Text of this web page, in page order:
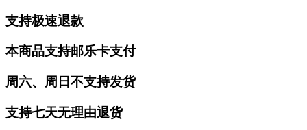
支持极速退款
本商品支持邮乐卡支付
周六、周日不支持发货
支持七天无理由退货